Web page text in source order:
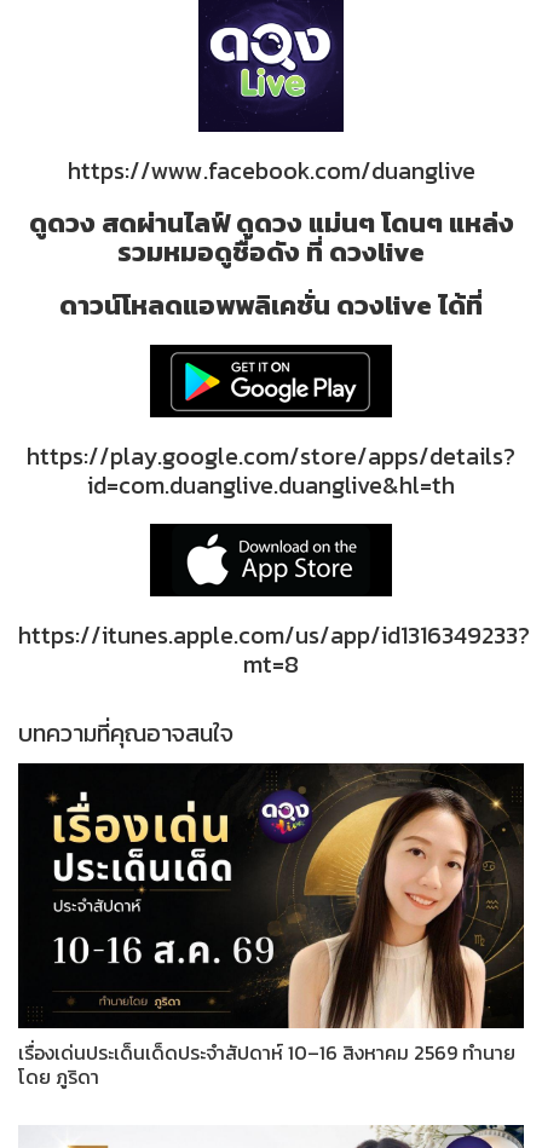
https://www.facebook.com/duanglive
ดูดวง สดผ่านไลฟ์ ดูดวง แม่นๆ โดนๆ แหล่ง
รวมหมอดูชื่อดัง ที่ ดวงlive
ดาวน์โหลดแอพพลิเคชั่น ดวงlive ได้ที่
https://play.google.com/store/apps/details?
id=com.duanglive.duanglive&hl=th
https://itunes.apple.com/us/app/id1316349233?
mt=8
บทความที่คุณอาจสนใจ
เรื่องเด่นประเด็นเด็ดประจำสัปดาห์ 10–16 สิงหาคม 2569 ทำนาย
โดย ภูริดา